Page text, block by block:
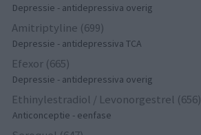
Depressie - antidepressiva overig
Amitriptyline (699)
Depressie - antidepressiva TCA
Efexor (665)
Depressie - antidepressiva overig
Ethinylestradiol / Levonorgestrel (656)
Anticonceptie - eenfase